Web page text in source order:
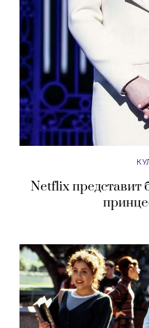
Netflix представит